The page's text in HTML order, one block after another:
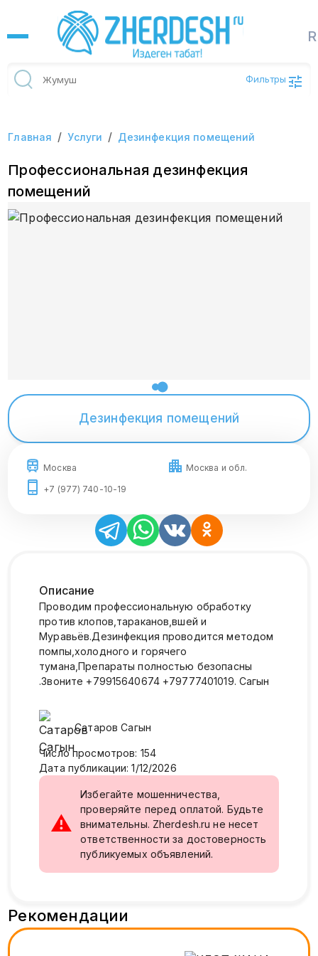
Фильтры
Главная / Услуги / Дезинфекция помещений
Профессиональная дезинфекция
помещений
Дезинфекция помещений
Москва
Москва и обл.
+7 (977) 740-10-19
Описание
Проводим профессиональную обработку
против клопов,тараканов,вшей и
Муравьёв.Дезинфекция проводится методом
помпы,холодного и горячего
тумана,Препараты полностью безопасны
.Звоните +79915640674 +79777401019. Сагын
Сатаров Сагын
Число просмотров: 154
Дата публикации: 1/12/2026
⚠
Избегайте мошенничества,
проверяйте перед оплатой. Будьте
внимательны. Zherdesh.ru не несет
ответственности за достоверность
публикуемых объявлений.
Рекомендации